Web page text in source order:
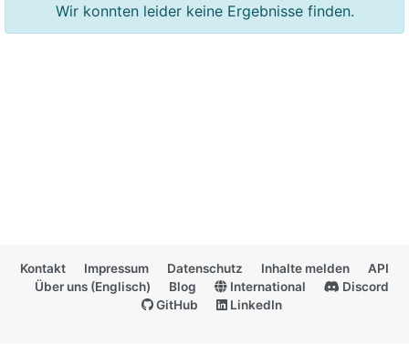
Wir konnten leider keine Ergebnisse finden.
Kontakt Impressum Datenschutz Inhalte melden
API
Über uns (Englisch)
Blog International
Discord
GitHub
LinkedIn